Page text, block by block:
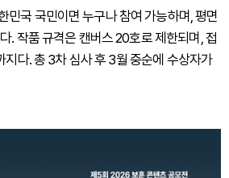
민국 국민이면 누구나 참여 가능하며, 평면
. 작품 규격은 캔버스 20호로 제한되며, 접
지다. 총 3차 심사 후 3월 중순에 수상자가